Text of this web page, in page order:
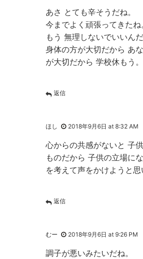
あさ とても辛そうだね。
今までよく頑張ってきたね
もう 無理しないでいいんだ
身体の方が大切だから あ
が大切だから 学校休もう。
返信
ほし 2018年9月6日 at 8:32 AM
心からの共感がないと 子
ものだから 子供の立場に
を考えて声をかけようと思
返信
むー 2018年9月6日 at 9:26 PM
調子が悪いみたいだね。